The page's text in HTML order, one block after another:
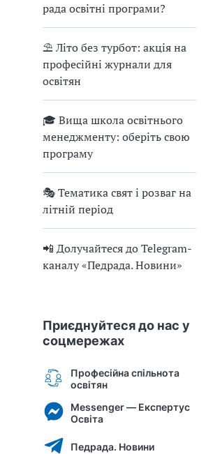
рада освітні програми?
⛱ Літо без турбот: акція на
професійні журнали для
освітян
🎓 Вища школа освітнього
менеджменту: оберіть свою
програму
🎭 Тематика свят і розваг на
літній період
📲 Долучайтеся до Telegram-
каналу «Педрада. Новини»
Приєднуйтеся до нас у
соцмережах
Професійна спільнота
освітян
Messenger — Експертус
Освіта
Педрада. Новини